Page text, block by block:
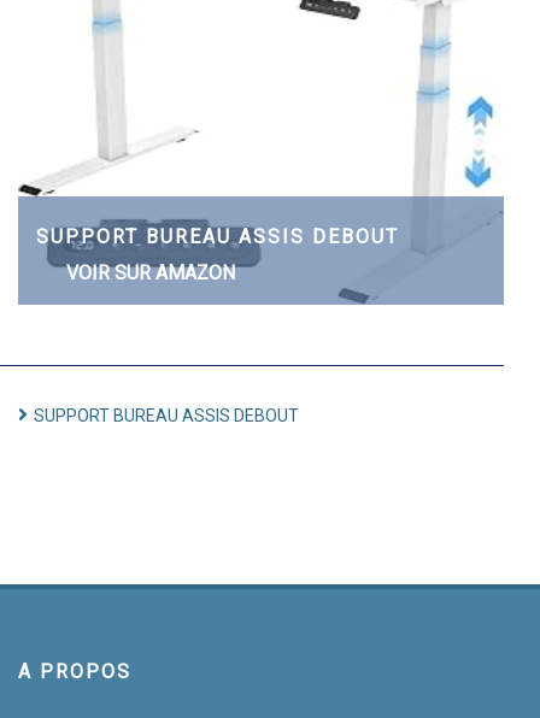
SUPPORT BUREAU ASSIS DEBOUT
VOIR SUR AMAZON
SUPPORT BUREAU ASSIS DEBOUT
A PROPOS